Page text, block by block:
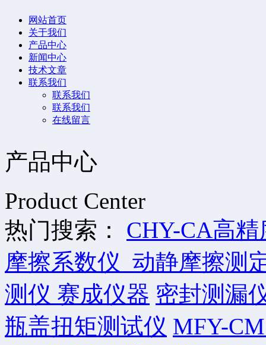
网站首页
关于我们
产品中心
新闻中心
技术文章
联系我们
联系我们
联系我们
在线留言
产品中心
Product Center
热门搜索：
CHY-CA高
摩擦系数仪_动静摩擦测
测仪 赛成仪器 密封测漏
瓶盖扭矩测试仪 MFY-